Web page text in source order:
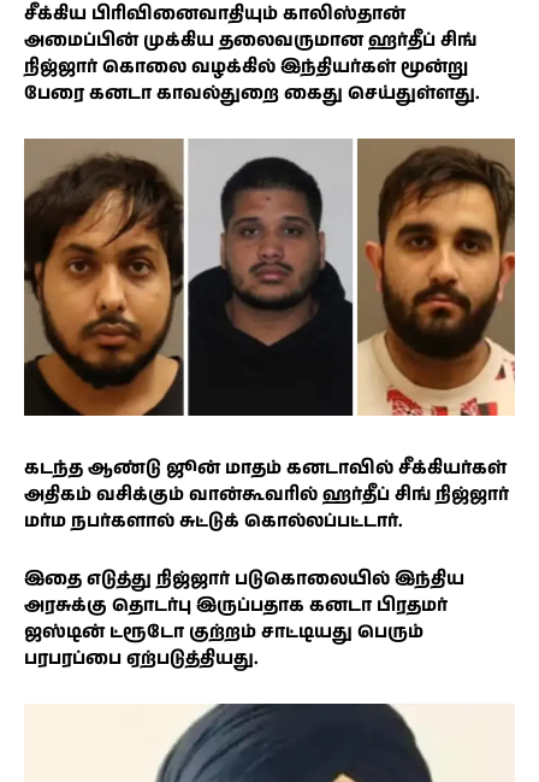
சீக்கிய பிரிவினைவாதியும் காலிஸ்தான்
அமைப்பின் முக்கிய தலைவருமான ஹர்தீப் சிங்
நிஜ்ஜார் கொலை வழக்கில் இந்தியர்கள் மூன்று
பேரை கனடா காவல்துறை கைது செய்துள்ளது.
கடந்த ஆண்டு ஜூன் மாதம் கனடாவில் சீக்கியர்கள்
அதிகம் வசிக்கும் வான்கூவரில் ஹர்தீப் சிங் நிஜ்ஜார்
மர்ம நபர்களால் சுட்டுக் கொல்லப்பட்டார்.
இதை எடுத்து நிஜ்ஜார் படுகொலையில் இந்திய
அரசுக்கு தொடர்பு இருப்பதாக கனடா பிரதமர்
ஜஸ்டின் ட்ரூடோ குற்றம் சாட்டியது பெரும்
பரபரப்பை ஏற்படுத்தியது.